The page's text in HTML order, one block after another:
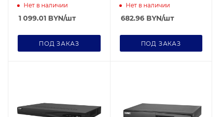
Нет в наличии
1 099.01 BYN/шт
ПОД ЗАКАЗ
Нет в наличии
682.96BYN/шт
ПОД ЗАКАЗ